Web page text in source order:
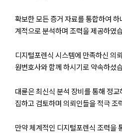
확보한 모든 증거 자료를 통합하여
계적으로 분석하며 조력을 제공하였
디지털포렌식 시스템에 만족하신 의
원변호사와 함께 하시기로 약속하셨
대륜은 최신식 분석 장비를 통해 정
집하고 검토하며 의뢰인들을 적극 조
만약 체계적인 디지털포렌식 조력을